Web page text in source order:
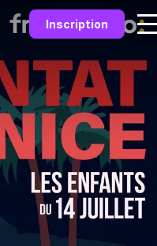
Inscription